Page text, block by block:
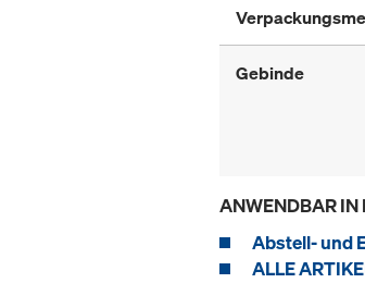
Gebinde
ANWENDBAR IN
Abstell- und
ALLE